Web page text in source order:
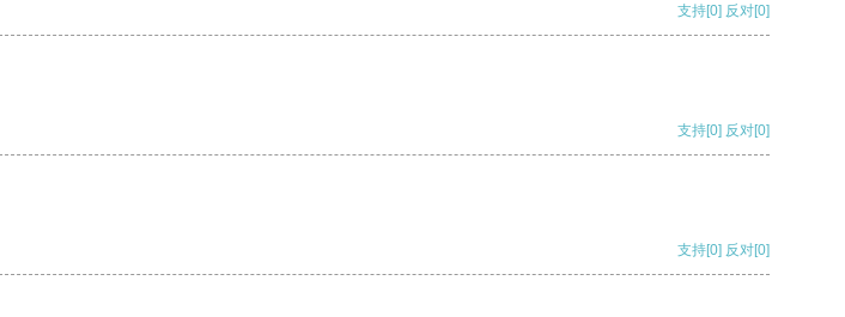
支持[0] 反对[0]
支持[0] 反对[0]
支持[0] 反对[0]